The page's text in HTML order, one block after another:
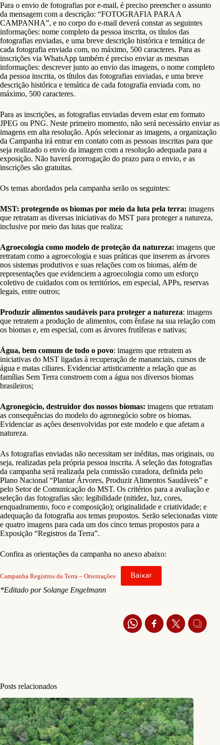
Para o envio de fotografias por e-mail, é preciso preencher o assunto
da mensagem com a descrição: “FOTOGRAFIA PARA A
CAMPANHA”, e no corpo do e-mail deverá constar as seguintes
informações: nome completo da pessoa inscrita, os títulos das
fotografias enviadas, e uma breve descrição histórica e temática de
cada fotografia enviada com, no máximo, 500 caracteres. Para as
inscrições via WhatsApp também é preciso enviar as mesmas
informações: descrever junto ao envio das imagens, o nome completo
da pessoa inscrita, os títulos das fotografias enviadas, e uma breve
descrição histórica e temática de cada fotografia enviada com, no
máximo, 500 caracteres.
Para as inscrições, as fotografias enviadas devem estar em formato
JPEG ou PNG. Neste primeiro momento, não será necessário enviar as
imagens em alta resolução. Após selecionar as imagens, a organização
da Campanha irá entrar em contato com as pessoas inscritas para que
seja realizado o envio da imagem com a resolução adequada para a
exposição. Não haverá prorrogação do prazo para o envio, e as
inscrições são gratuitas.
Os temas abordados pela campanha serão os seguintes:
MST: protegendo os biomas por meio da luta pela terra: imagens
que retratam as diversas iniciativas do MST para proteger a natureza,
inclusive por meio das lutas que realiza;
Agroecologia como modelo de proteção da natureza: imagens que
retratam como a agroecologia e suas práticas que inserem as árvores
nos sistemas produtivos e suas relações com os biomas, além de
representações que evidenciem a agroecologia como um esforço
coletivo de cuidados com os territórios, em especial, APPs, reservas
legais, entre outros;
Produzir alimentos saudáveis para proteger a natureza: imagens
que retratem a produção de alimentos, com ênfase na sua relação com
os biomas e, em especial, com as árvores frutíferas e nativas;
Água, bem comum de todo o povo: imagens que retratem as
iniciativas do MST ligadas à recuperação de mananciais, cursos de
água e matas ciliares. Evidenciar artisticamente a relação que as
famílias Sem Terra constroem com a água nos diversos biomas
brasileiros;
Agronegócio, destruidor dos nossos biomas: imagens que retratam
as consequências do modelo do agronegócio sobre os biomas.
Evidenciar as ações desenvolvidas por este modelo e que afetam a
natureza.
As fotografias enviadas não necessitam ser inéditas, mas originais, ou
seja, realizadas pela própria pessoa inscrita. A seleção das fotografias
da campanha será realizada pela comissão curadora, definida pelo
Plano Nacional “Plantar Árvores, Produzir Alimentos Saudáveis” e
pelo Setor de Comunicação do MST. Os critérios para a avaliação e
seleção das fotografias são: legibilidade (nitidez, luz, cores,
enquadramento, foco e composição); originalidade e criatividade; e
adequação da fotografia aos temas propostos. Serão selecionadas vinte
e quatro imagens para cada um dos cinco temas propostos para a
Exposição “Registros da Terra”.
Confira as orientações da campanha no anexo abaixo:
Campanha Registros da Terra – Orientações Baixar
*Editado por Solange Engelmann
Posts relacionados